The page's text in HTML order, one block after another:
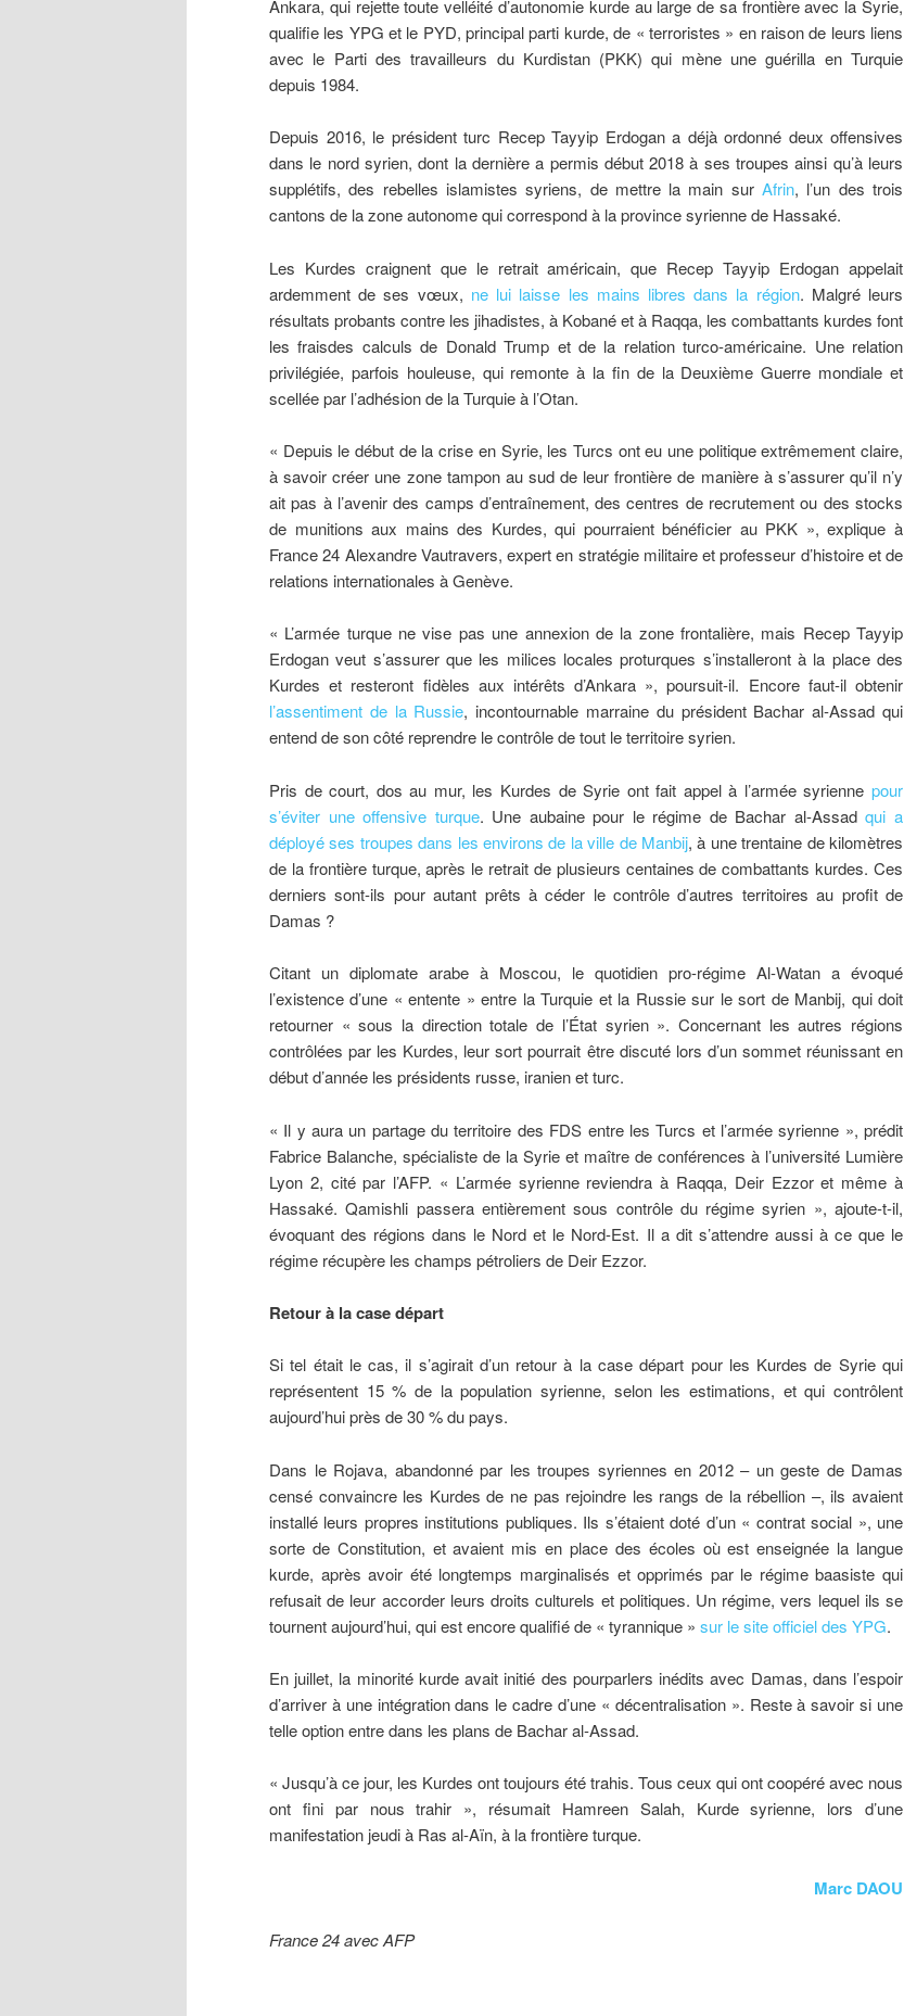
Ankara, qui rejette toute velléité d’autonomie kurde au large de sa frontière avec la Syrie,
qualifie les YPG et le PYD, principal parti kurde, de « terroristes » en raison de leurs liens
avec le Parti des travailleurs du Kurdistan (PKK) qui mène une guérilla en Turquie
depuis 1984.
Depuis 2016, le président turc Recep Tayyip Erdogan a déjà ordonné deux offensives
dans le nord syrien, dont la dernière a permis début 2018 à ses troupes ainsi qu’à leurs
supplétifs, des rebelles islamistes syriens, de mettre la main surAfrin, l’un des trois
cantons de la zone autonome qui correspond à la province syrienne de Hassaké.
Les Kurdes craignent que le retrait américain, que Recep Tayyip Erdogan appelait
ardemment de ses vœux, ne lui laisse les mains libres dans la région. Malgré leurs
résultats probants contre les jihadistes, à Kobané et à Raqqa, les combattants kurdes font
les fraisdes calculs de Donald Trump et de la relation turco-américaine. Une relation
privilégiée, parfois houleuse, qui remonte à la fin de la Deuxième Guerre mondiale et
scellée par l’adhésion de la Turquie à l’Otan.
« Depuis le début de la crise en Syrie, les Turcs ont eu une politique extrêmement claire,
à savoir créer une zone tampon au sud de leur frontière de manière à s’assurer qu’il n’y
ait pas à l’avenir des camps d’entraînement, des centres de recrutement ou des stocks
de munitions aux mains des Kurdes, qui pourraient bénéficier au PKK », explique à
France 24 Alexandre Vautravers, expert en stratégie militaire et professeur d’histoire et de
relations internationales à Genève.
« L’armée turque ne vise pas une annexion de la zone frontalière, mais Recep Tayyip
Erdogan veut s’assurer que les milices locales proturques s’installeront à la place des
Kurdes et resteront fidèles aux intérêts d’Ankara », poursuit-il. Encore faut-il obtenir
l’assentiment de la Russie, incontournable marraine du président Bachar al-Assad qui
entend de son côté reprendre le contrôle de tout le territoire syrien.
Pris de court, dos au mur, les Kurdes de Syrie ont fait appel à l’armée syrienne pour
s’éviter une offensive turque. Une aubaine pour le régime de Bachar al-Assadqui a
déployé ses troupes dans les environs de la ville de Manbij, à une trentaine de kilomètres
de la frontière turque, après le retrait de plusieurs centaines de combattants kurdes. Ces
derniers sont-ils pour autant prêts à céder le contrôle d’autres territoires au profit de
Damas ?
Citant un diplomate arabe à Moscou, le quotidien pro-régime Al-Watan a évoqué
l’existence d’une « entente » entre la Turquie et la Russie sur le sort de Manbij, qui doit
retourner « sous la direction totale de l’État syrien ». Concernant les autres régions
contrôlées par les Kurdes, leur sort pourrait être discuté lors d’un sommet réunissant en
début d’année les présidents russe, iranien et turc.
« Il y aura un partage du territoire des FDS entre les Turcs et l’armée syrienne », prédit
Fabrice Balanche, spécialiste de la Syrie et maître de conférences à l’université Lumière
Lyon 2, cité par l’AFP. « L’armée syrienne reviendra à Raqqa, Deir Ezzor et même à
Hassaké. Qamishli passera entièrement sous contrôle du régime syrien », ajoute-t-il,
évoquant des régions dans le Nord et le Nord-Est. Il a dit s’attendre aussi à ce que le
régime récupère les champs pétroliers de Deir Ezzor.
Retour à la case départ
Si tel était le cas, il s’agirait d’un retour à la case départ pour les Kurdes de Syrie qui
représentent 15 % de la population syrienne, selon les estimations, et qui contrôlent
aujourd’hui près de 30 % du pays.
Dans le Rojava, abandonné par les troupes syriennes en 2012 – un geste de Damas
censé convaincre les Kurdes de ne pas rejoindre les rangs de la rébellion –, ils avaient
installé leurs propres institutions publiques. Ils s’étaient doté d’un « contrat social », une
sorte de Constitution, et avaient mis en place des écoles où est enseignée la langue
kurde, après avoir été longtemps marginalisés et opprimés par le régime baasiste qui
refusait de leur accorder leurs droits culturels et politiques. Un régime, vers lequel ils se
tournent aujourd’hui, qui est encore qualifié de « tyrannique » sur le site officiel des YPG.
En juillet, la minorité kurde avait initié des pourparlers inédits avec Damas, dans l’espoir
d’arriver à une intégration dans le cadre d’une « décentralisation ». Reste à savoir si une
telle option entre dans les plans de Bachar al-Assad.
« Jusqu’à ce jour, les Kurdes ont toujours été trahis. Tous ceux qui ont coopéré avec nous
ont fini par nous trahir », résumait Hamreen Salah, Kurde syrienne, lors d’une
manifestation jeudi à Ras al-Aïn, à la frontière turque.
Marc DAOU
France 24 avec AFP